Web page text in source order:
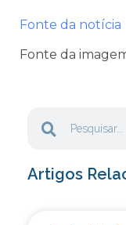
Fonte da notícia
Fonte da
Artigos